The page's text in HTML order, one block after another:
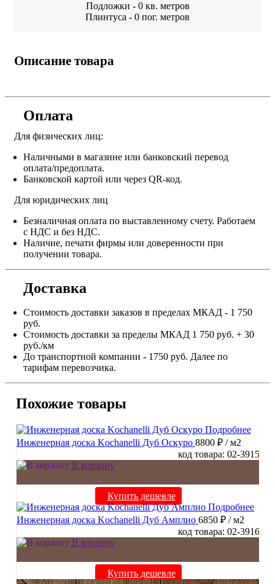
Подложки - 0 кв. метров
Плинтуса - 0 пог. метров
Описание товара
Оплата
Для физических лиц:
Наличными в магазине или банковский перевод
оплата/предоплата.
Банковской картой или через QR-код.
Для юридических лиц
Безналичная оплата по выставленному счету. Работаем
с НДС и без НДС.
Наличие, печати фирмы или доверенности при
получении товара.
Доставка
Стоимость доставки заказов в пределах МКАД - 1 750
руб.
Стоимость доставки за пределы МКАД 1 750 руб. + 30
руб./км
До транспортной компании - 1750 руб. Далее по
тарифам перевозчика.
Похожие товары
Подробнее
Инженерная доска Kochanelli Дуб Оскуро 8800 ₽ / м2
код товара: 02-3915
В корзину
Купить дешевле
Подробнее
Инженерная доска Kochanelli Дуб Амплио 6850 ₽ / м2
код товара: 02-3916
В корзину
Купить дешевле